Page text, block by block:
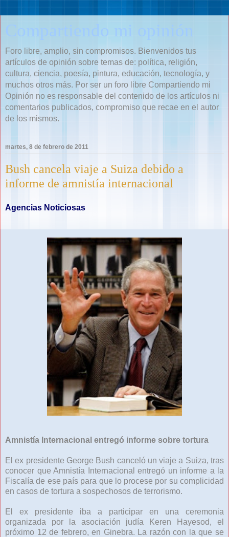
Compartiendo mi opinión
Foro libre, amplio, sin compromisos. Bienvenidos tus
artículos de opinión sobre temas de: política, religión,
cultura, ciencia, poesía, pintura, educación, tecnología, y
muchos otros más. Por ser un foro libre Compartiendo mi
Opinión no es responsable del contenido de los artículos ni
comentarios publicados, compromiso que recae en el autor
de los mismos.
martes, 8 de febrero de 2011
Bush cancela viaje a Suiza debido a
informe de amnistía internacional
Agencias Noticiosas
Amnistía Internacional entregó informe sobre tortura
El ex presidente George Bush canceló un viaje a Suiza, tras
conocer que Amnistía Internacional entregó un informe a la
Fiscalía de ese país para que lo procese por su complicidad
en casos de tortura a sospechosos de terrorismo.
El ex presidente iba a participar en una ceremonia
organizada por la asociación judía Keren Hayesod, el
próximo 12 de febrero, en Ginebra. La razón con la que se